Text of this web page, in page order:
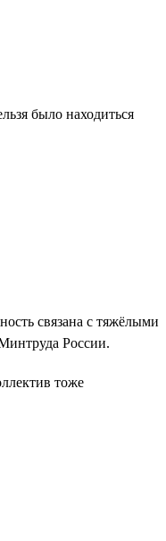
было находиться
связана с тяжёлыми
России.
тоже